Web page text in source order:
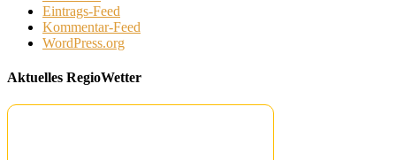
Eintrags-Feed
Kommentar-Feed
WordPress.org
Aktuelles RegioWetter